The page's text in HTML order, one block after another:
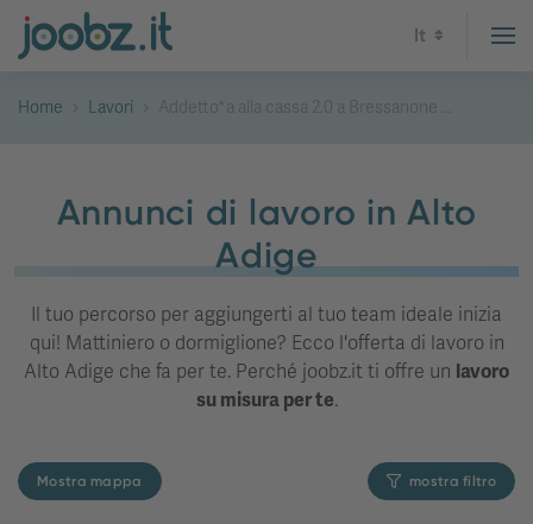
It
Home Lavori Addetto*a alla cassa 2.0 a Bressanone ...
Annunci di lavoro in Alto
Adige
Il tuo percorso per aggiungerti al tuo team ideale inizia
qui! Mattiniero o dormiglione? Ecco l'offerta di lavoro in
Alto Adige che fa per te. Perché joobz.it ti offre un lavoro
su misura per te.
Mostra mappa mostra filtro